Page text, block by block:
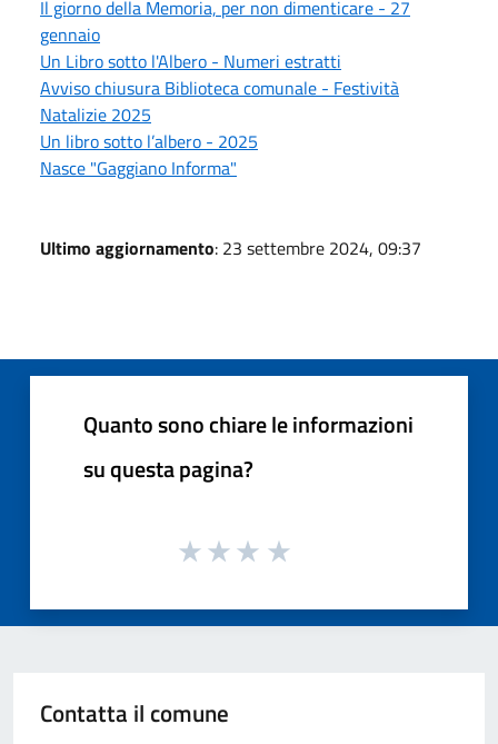
Il giorno della Memoria, per non dimenticare - 27
gennaio
Un Libro sotto l'Albero - Numeri estratti
Avviso chiusura Biblioteca comunale - Festività
Natalizie 2025
Un libro sotto l’albero - 2025
Nasce "Gaggiano Informa"
Ultimo aggiornamento: 23 settembre 2024, 09:37
Quanto sono chiare le informazioni
su questa pagina?
Contatta il comune